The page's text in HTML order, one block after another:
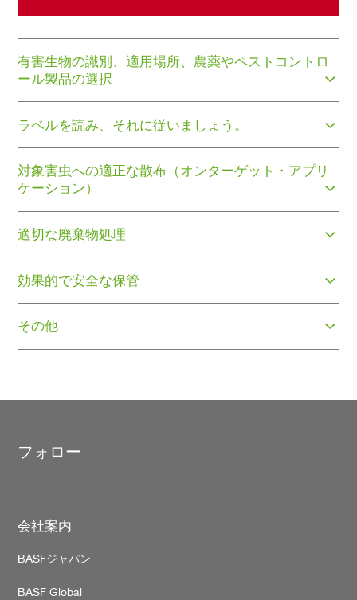
有害生物の識別、適用場所、農薬やペストコントロ
ール製品の選択
ラベルを読み、それに従いましょう。
対象害虫への適正な散布（オンターゲット・アプリ
ケーション）
適切な廃棄物処理
効果的で安全な保管
その他
フォロー
Footer
会社案内
BASFジャパン
BASF Global